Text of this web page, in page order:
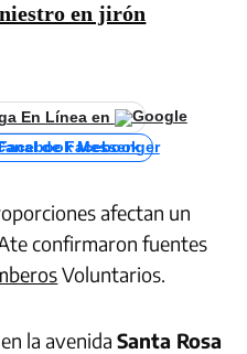
en jirón
En Línea en
de Facebook
afectan un
confirmaron fuentes
Voluntarios.
la avenidaSanta Rosa